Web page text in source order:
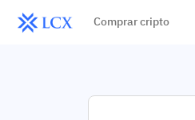
Comprar cripto